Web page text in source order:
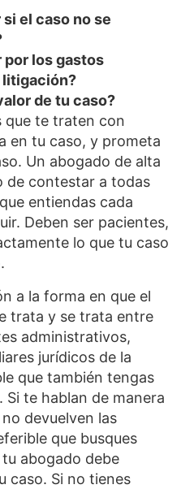
el caso no se
por los gastos
litigación?
de tu caso?
que te traten con
en tu caso, y prometa
Un abogado de alta
de contestar a todas
entiendas cada
Deben ser pacientes,
lo que tu caso
a la forma en que el
trata y se trata entre
administrativos,
jurídicos de la
que también tengas
te hablan de manera
devuelven las
que busques
abogado debe
caso. Si no tienes